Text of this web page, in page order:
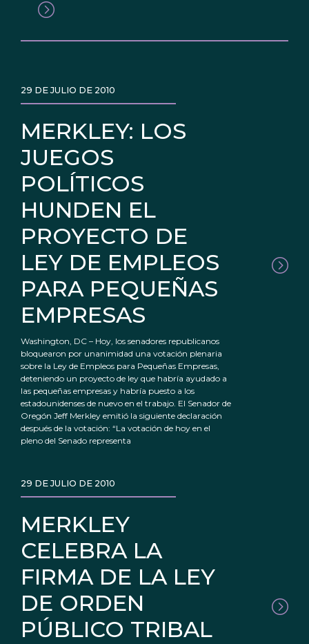
MERKLEY: LOS
JUEGOS
POLÍTICOS
HUNDEN EL
PROYECTO DE
LEY DE EMPLEOS
PARA PEQUEÑAS
EMPRESAS
29 DE JULIO DE 2010
Washington, DC – Hoy, los senadores republicanos
bloquearon por unanimidad una votación plenaria
sobre la Ley de Empleos para Pequeñas Empresas,
deteniendo un proyecto de ley que habría ayudado a
las pequeñas empresas y habría puesto a los
estadounidenses de nuevo en el trabajo. El Senador de
Oregón Jeff Merkley emitió la siguiente declaración
después de la votación: “La votación de hoy en el
pleno del Senado representa
MERKLEY
CELEBRA LA
FIRMA DE LA LEY
DE ORDEN
PÚBLICO TRIBAL
29 DE JULIO DE 2010